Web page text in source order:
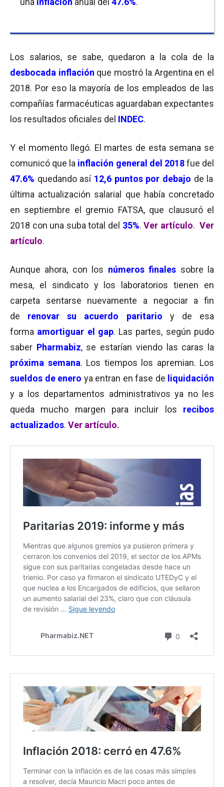
Los salarios, se sabe, quedaron a la cola de la
desbocada inflación que mostró la Argentina en el
2018. Por eso la mayoría de los empleados de las
compañías farmacéuticas aguardaban expectantes
los resultados oficiales del INDEC.
Y el momento llegó. El martes de esta semana se
comunicó que la inflación general del 2018 fue del
47.6% quedando así 12,6 puntos por debajo de la
última actualización salarial que había concretado
en septiembre el gremio FATSA, que clausuró el
2018 con una suba total del 35%. Ver artículo.Ver
artículo.
Aunque ahora, con los números finales sobre la
mesa, el sindicato y los laboratorios tienen en
carpeta sentarse nuevamente a negociar a fin
de renovar su acuerdo paritario y de esa
forma amortiguar el gap. Las partes, según pudo
saber Pharmabiz, se estarían viendo las caras la
próxima semana. Los tiempos los apremian. Los
sueldos de enero ya entran en fase de liquidación
y a los departamentos administrativos ya no les
queda mucho margen para incluir los recibos
actualizados. Ver artículo.